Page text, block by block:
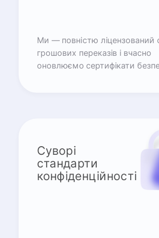
Ми — повністю ліцензований
грошових переказів і вчасно
оновлюємо сертифікати
Суворі
стандарти
конфіденційності